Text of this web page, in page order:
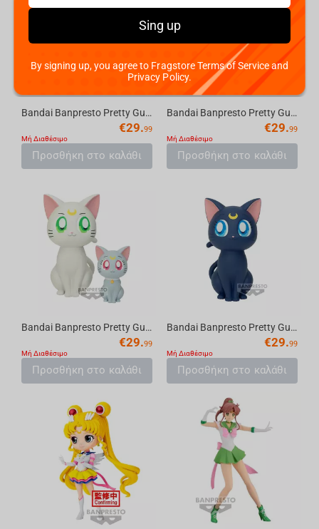
Bandai Banpresto Pretty Guardian Sailor Moon Cosmos the Movie - Q posket-Eternal Sail...
€29.99
Μή Διαθέσιμο
Προσθήκη στο καλάθι
Bandai Banpresto Pretty Guardian Sailor Moon Cosmos the Movie - Q posket-Eternal Sail...
€29.99
Μή Διαθέσιμο
Προσθήκη στο καλάθι
Bandai Banpresto Pretty Guardian Sailor Moon Cosmos the Movie - Sofvimates Artemis & ...
€29.99
Μή Διαθέσιμο
Προσθήκη στο καλάθι
Bandai Banpresto Pretty Guardian Sailor Moon Cosmos the Movie - Sofvimates Luna Figure
€29.99
Μή Διαθέσιμο
Προσθήκη στο καλάθι
Sing up
By signing up, you agree to Fragstore Terms of Service and
Privacy Policy.